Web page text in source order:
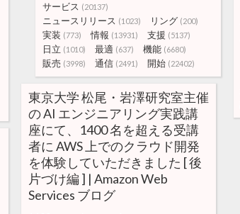
サービス (20137)
ニュースリリース (1023) リング (200)
実装 (773) 情報 (13931) 支援 (5137)
日立 (1010) 最適 (637) 機能 (6680)
販売 (3998) 通信 (2491) 開始 (22402)
東京大学 松尾・岩澤研究室主催
の AI エンジニアリング実践講
座にて、1400 名を超える受講
者に AWS 上でのクラウド開発
を体験していただきました [ 後
片づけ編 ] | Amazon Web
Services ブログ